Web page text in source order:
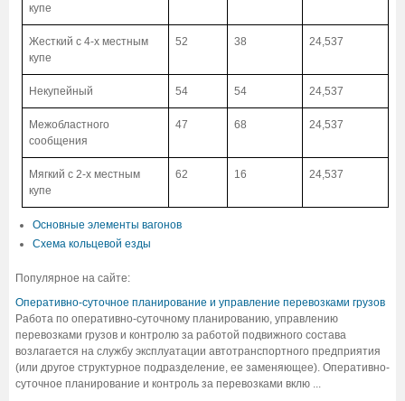
купе
Жесткий с 4-х местным
купе
52 38 24,537
Некупейный 54 54 24,537
Межобластного
сообщения
47 68 24,537
Мягкий с 2-х местным
купе
62 16 24,537
Основные элементы вагонов
Схема кольцевой езды
Популярное на сайте:
Оперативно-суточное планирование и управление перевозками грузов
Работа по оперативно-суточному планированию, управлению
перевозками грузов и контролю за работой подвижного состава
возлагается на службу эксплуатации автотранспортного предприятия
(или другое структурное подразделение, ее заменяющее). Оперативно-
суточное планирование и контроль за перевозками вклю ...